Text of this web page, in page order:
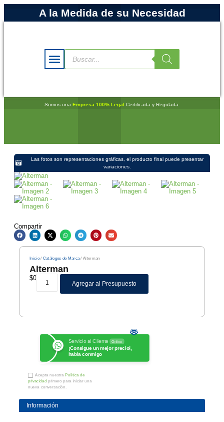
A la Medida de su Necesidad
Somos una Empresa 100% Legal Certificada y Regulada.
Las fotos son representaciones gráficas, el producto final puede presentar
variaciones.
Compartir
Inicio/ Catálogos de Marca / Alterman
Alterman
$0
Agregar al Presupuesto
Servicio al Cliente Online
¡Consigue un mejor precio!,
habla conmigo
Acepta nuestraPolítica de
privacidad primero para iniciar una
nueva conversación.
Información